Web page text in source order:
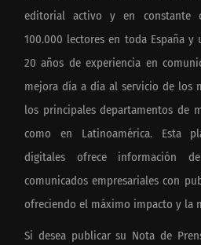
editorial activo y en constante
100.000 lectores en toda España
20 años de experiencia en
mejora día a día al servicio de los
los principales departamentos de
como en Latinoamérica. Esta
digitales ofrece información
comunicados empresariales con
ofreciendo el máximo impacto y la
Si desea publicar su Nota de